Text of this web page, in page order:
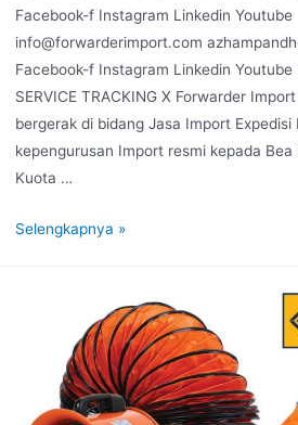
Facebook-f Instagram Linkedin Youtube
info@forwarderimport.com
Facebook-f Instagram Linkedin Youtube
SERVICE TRACKING X Forwarder
bergerak di bidang Jasa Import
kepengurusan Import resmi kepada Bea
Kuota …
Selengkapnya »